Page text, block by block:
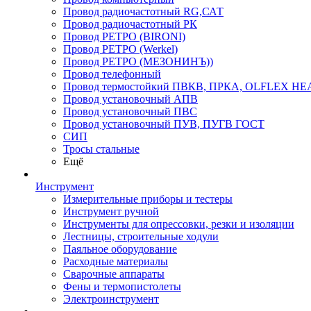
Провод радиочастотный RG,САТ
Провод радиочастотный РК
Провод РЕТРО (BIRONI)
Провод РЕТРО (Werkel)
Провод РЕТРО (МЕЗОНИНЪ))
Провод телефонный
Провод термостойкий ПВКВ, ПРКА, OLFLEX
Провод установочный АПВ
Провод установочный ПВС
Провод установочный ПУВ, ПУГВ ГОСТ
СИП
Тросы стальные
Ещё
Инструмент
Измерительные приборы и тестеры
Инструмент ручной
Инструменты для опрессовки, резки и изоляции
Лестницы, строительные ходули
Паяльное оборудование
Расходные материалы
Сварочные аппараты
Фены и термопистолеты
Электроинструмент